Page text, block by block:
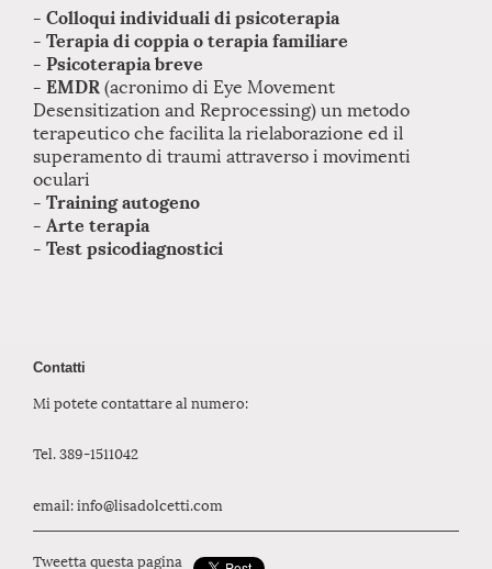
- Colloqui individuali di psicoterapia
- Terapia di coppia o terapia familiare
- Psicoterapia breve
- EMDR (acronimo di Eye Movement
Desensitization and Reprocessing) un metodo
terapeutico che facilita la rielaborazione ed il
superamento di traumi attraverso i movimenti
oculari
- Training autogeno
- Arte terapia
- Test psicodiagnostici
Contatti
Mi potete contattare al numero:
Tel. 389-1511042
email: info@lisadolcetti.com
Tweetta questa pagina